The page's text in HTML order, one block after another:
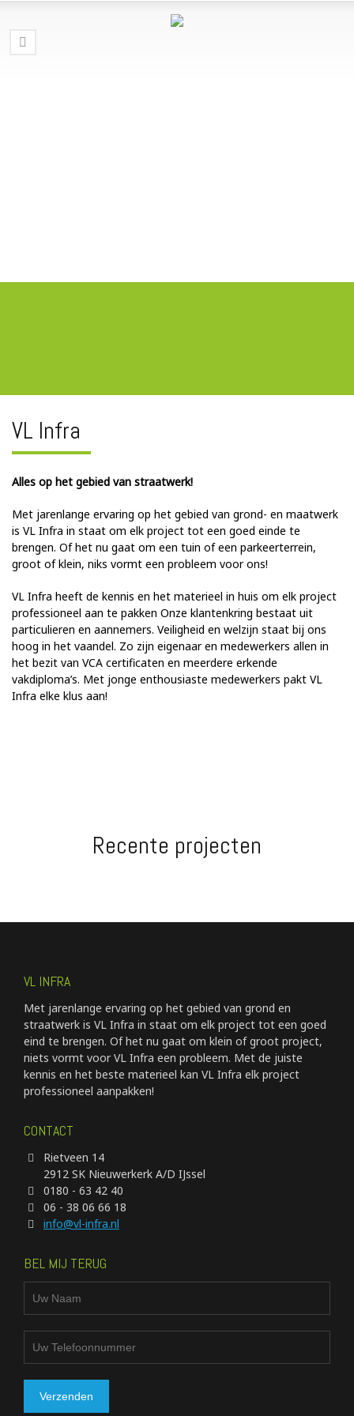
VL Infra
Alles op het gebied van straatwerk!
Met jarenlange ervaring op het gebied van grond- en maatwerk
is VL Infra in staat om elk project tot een goed einde te
brengen. Of het nu gaat om een tuin of een parkeerterrein,
groot of klein, niks vormt een probleem voor ons!
VL Infra heeft de kennis en het materieel in huis om elk project
professioneel aan te pakken Onze klantenkring bestaat uit
particulieren en aannemers. Veiligheid en welzijn staat bij ons
hoog in het vaandel. Zo zijn eigenaar en medewerkers allen in
het bezit van VCA certificaten en meerdere erkende
vakdiploma’s. Met jonge enthousiaste medewerkers pakt VL
Infra elke klus aan!
Recente projecten
VL INFRA
Met jarenlange ervaring op het gebied van grond en
straatwerk is VL Infra in staat om elk project tot een goed
eind te brengen. Of het nu gaat om klein of groot project,
niets vormt voor VL Infra een probleem. Met de juiste
kennis en het beste materieel kan VL Infra elk project
professioneel aanpakken!
CONTACT
Rietveen 14
2912 SK Nieuwerkerk A/D IJssel
0180 - 63 42 40
06 - 38 06 66 18
info@vl-infra.nl
BEL MIJ TERUG